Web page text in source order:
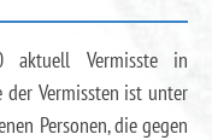
Vermisste in
der Vermissten ist unter
Personen, die gegen